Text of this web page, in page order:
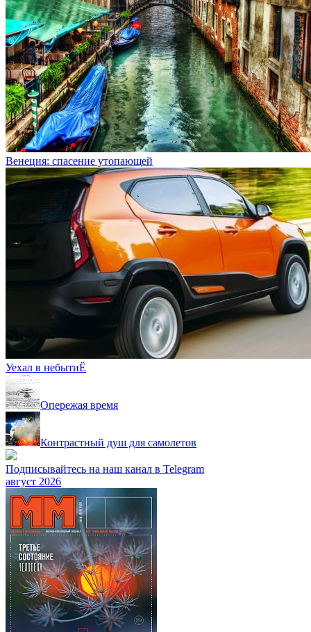
Венеция: спасение утопающей
Уехал в небытиЁ
Опережая время
Контрастный душ для самолетов
Подписывайтесь на наш канал в Telegram
август 2026